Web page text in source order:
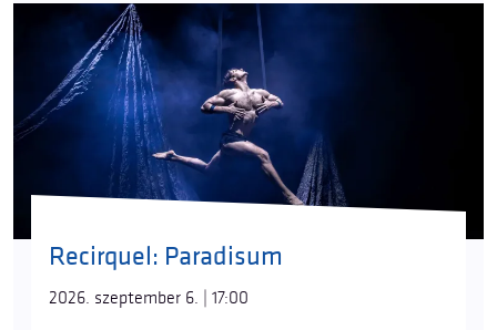
Recirquel: Paradisum
2026. szeptember 6. | 17:00